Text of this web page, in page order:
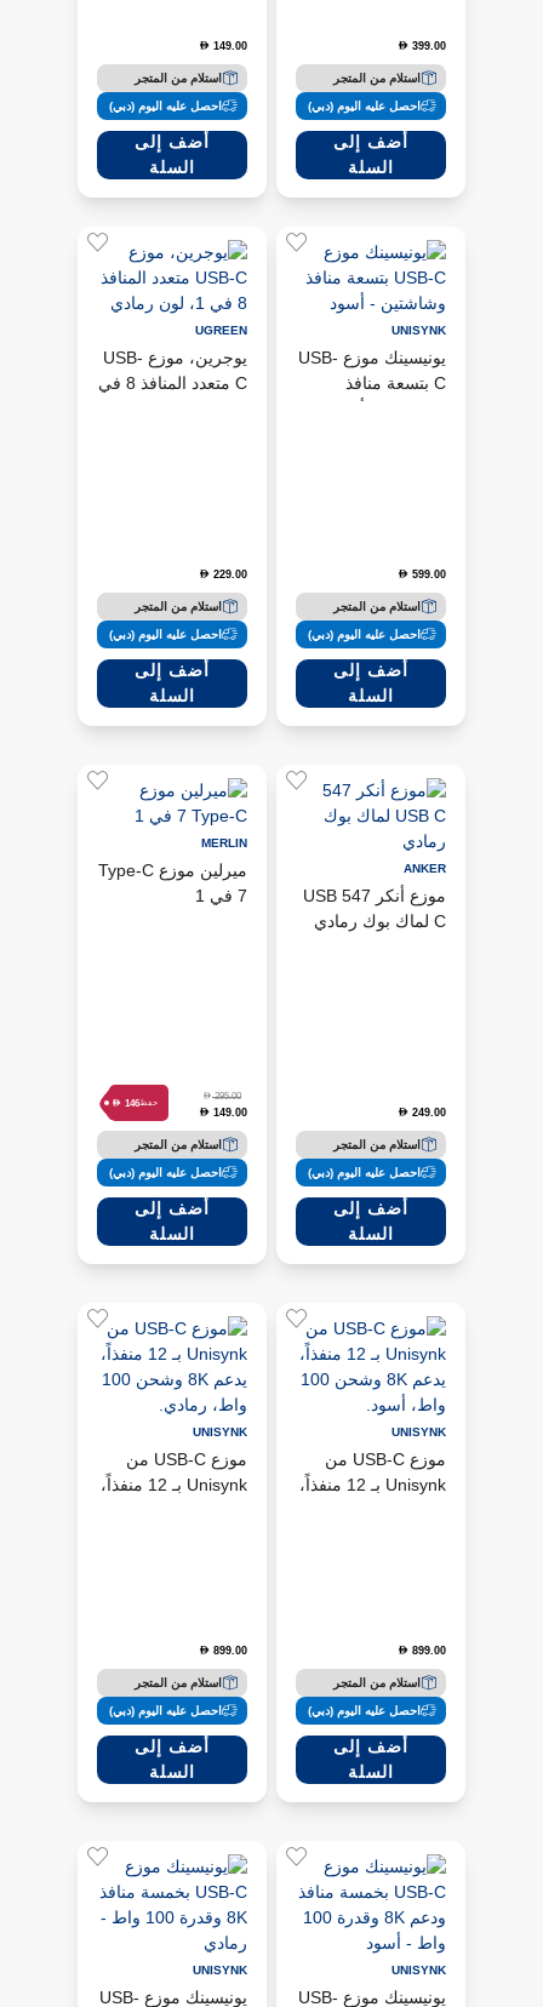
D 399.00
استلام من المتجر
احصل عليه اليوم (دبي)
أضف إلى
السلة
D 149.00
استلام من المتجر
احصل عليه اليوم (دبي)
أضف إلى
السلة
UNISYNK
يونيسينك موزع USB-
C بتسعة منافذ
D 599.00
استلام من المتجر
احصل عليه اليوم (دبي)
أضف إلى
السلة
UGREEN
يوجرين، موزع USB-
C متعدد المنافذ 8 في
D 229.00
استلام من المتجر
احصل عليه اليوم (دبي)
أضف إلى
السلة
ANKER
موزع أنكر 547 USB
C لماك بوك رمادي
D 249.00
استلام من المتجر
احصل عليه اليوم (دبي)
أضف إلى
السلة
MERLIN
ميرلين موزع Type-C
D295.00
D 149.00
حفظ D 146
استلام من المتجر
احصل عليه اليوم (دبي)
أضف إلى
السلة
UNISYNK
موزع USB-C من
Unisynk بـ 12 منفذاً،
D 899.00
استلام من المتجر
احصل عليه اليوم (دبي)
أضف إلى
السلة
UNISYNK
موزع USB-C من
Unisynk بـ 12 منفذاً،
D 899.00
استلام من المتجر
احصل عليه اليوم (دبي)
أضف إلى
السلة
UNISYNK
يونيسينك موزع USB-
UNISYNK
يونيسينك موزع USB-